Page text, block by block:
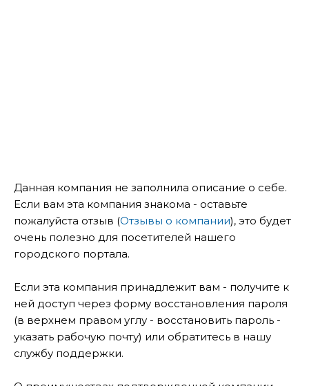
Данная компания не заполнила описание о себе.
Если вам эта компания знакома - оставьте
пожалуйста отзыв (Отзывы о компании), это будет
очень полезно для посетителей нашего
городского портала.
Если эта компания принадлежит вам - получите к
ней доступ через форму восстановления пароля
(в верхнем правом углу - восстановить пароль -
указать рабочую почту) или обратитесь в нашу
службу поддержки.